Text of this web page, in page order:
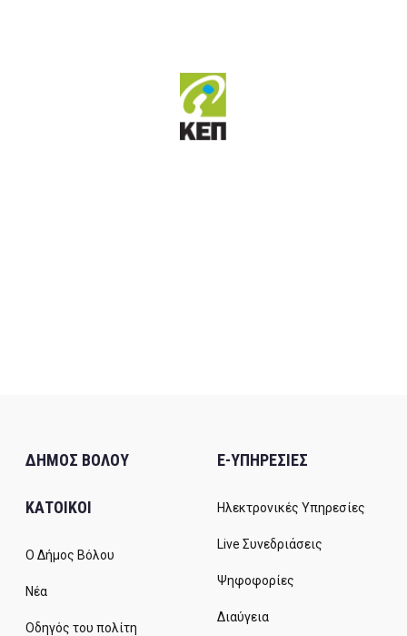
ΔΗΜΟΣ ΒΟΛΟΥ
ΚΑΤΟΙΚΟΙ
Ο Δήμος Βόλου
Νέα
Οδηγός του πολίτη
E-ΥΠΗΡΕΣΙΕΣ
Ηλεκτρονικές Υπηρεσίες
Live Συνεδριάσεις
Ψηφοφορίες
Διαύγεια